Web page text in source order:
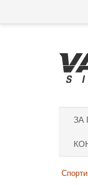
ЗА